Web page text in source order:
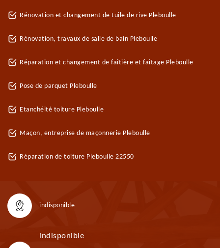
Rénovation et changement de tuile de rive Pleboulle
Rénovation, travaux de salle de bain Pleboulle
Réparation et changement de faîtière et faîtage Pleboulle
Pose de parquet Pleboulle
Etanchéité toiture Pleboulle
Maçon, entreprise de maçonnerie Pleboulle
Réparation de toiture Pleboulle 22550
indisponible
indisponible